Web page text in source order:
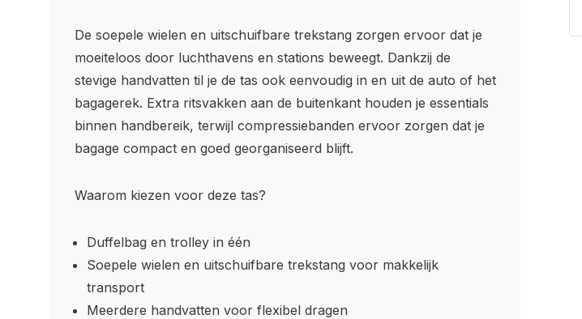
De soepele wielen en uitschuifbare trekstang zorgen ervoor dat je
moeiteloos door luchthavens en stations beweegt. Dankzij de
stevige handvatten til je de tas ook eenvoudig in en uit de auto of het
bagagerek. Extra ritsvakken aan de buitenkant houden je essentials
binnen handbereik, terwijl compressiebanden ervoor zorgen dat je
bagage compact en goed georganiseerd blijft.
Waarom kiezen voor deze tas?
Duffelbag en trolley in één
Soepele wielen en uitschuifbare trekstang voor makkelijk
transport
Meerdere handvatten voor flexibel dragen